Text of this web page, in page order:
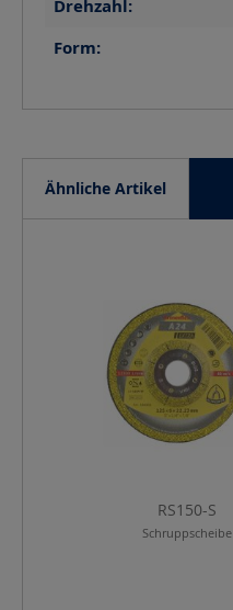
Drehzahl:
Form:
Ähnliche Artikel
RS150-S
Schruppscheibe